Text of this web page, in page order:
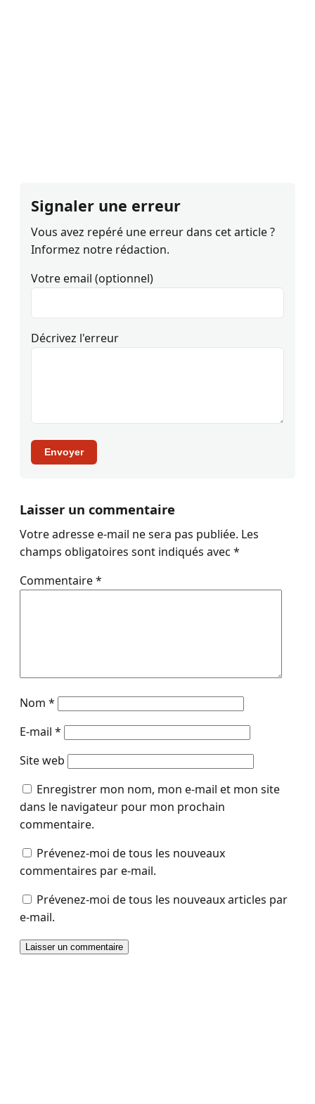
Signaler une erreur
Vous avez repéré une erreur dans cet article ?
Informez notre rédaction.
Votre email (optionnel)
Décrivez l'erreur
Envoyer
Laisser un commentaire
Votre adresse e-mail ne sera pas publiée. Les
champs obligatoires sont indiqués avec *
Commentaire*
Nom *
E-mail *
Site web
Enregistrer mon nom, mon e-mail et mon site
dans le navigateur pour mon prochain
commentaire.
Prévenez-moi de tous les nouveaux
commentaires par e-mail.
Prévenez-moi de tous les nouveaux articles par
e-mail.